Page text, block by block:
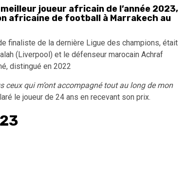
joueur africain de l’année 2023,
africaine de football à Marrakech au
finaliste de la dernière Ligue des champions, était
(Liverpool) et le défenseur marocain Achraf
distingué en 2022
ceux qui m’ont accompagné tout au long de mon
le joueur de 24 ans en recevant son prix.